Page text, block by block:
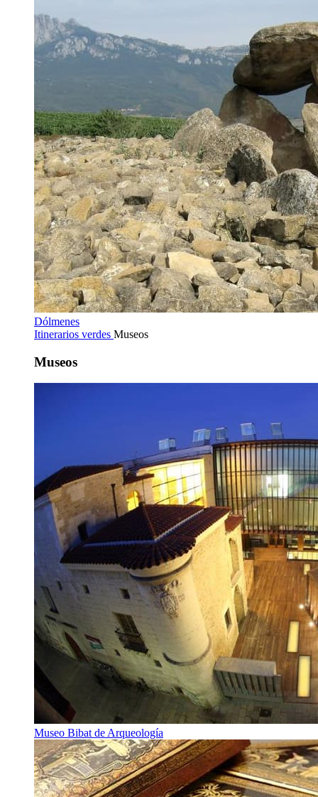
Dólmenes
Itinerarios verdes Museos
Museos
Museo Bibat de Arqueología